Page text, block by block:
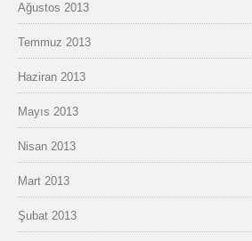
Ağustos 2013
Temmuz 2013
Haziran 2013
Mayıs 2013
Nisan 2013
Mart 2013
Şubat 2013